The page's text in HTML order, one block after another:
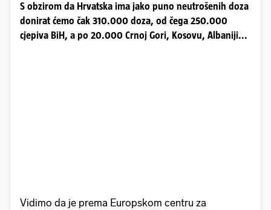
S obzirom da Hrvatska ima jako puno neutrošenih doza
donirat ćemo čak 310.000 doza, od čega 250.000
cjepiva BiH, a po 20.000 Crnoj Gori, Kosovu, Albaniji...
Vidimo da je prema Europskom centru za